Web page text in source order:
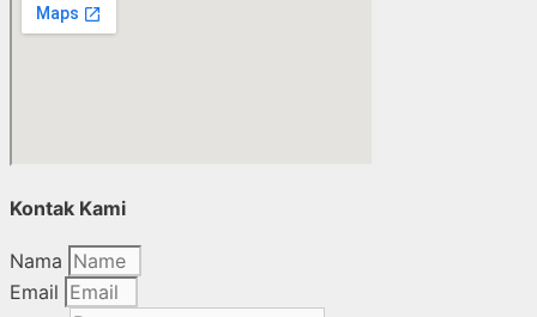
Kontak Kami
Nama
Email